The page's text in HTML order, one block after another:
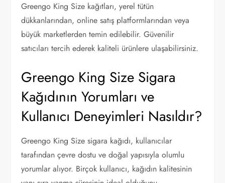
Greengo King Size kağıtları, yerel tütün
dükkanlarından, online satış platformlarından veya
büyük marketlerden temin edilebilir. Güvenilir
satıcıları tercih ederek kaliteli ürünlere ulaşabilirsiniz.
Greengo King Size Sigara
Kağıdının Yorumları ve
Kullanıcı Deneyimleri Nasıldır?
Greengo King Size sigara kağıdı, kullanıcılar
tarafından çevre dostu ve doğal yapısıyla olumlu
yorumlar alıyor. Birçok kullanıcı, kağıdın kalitesinin